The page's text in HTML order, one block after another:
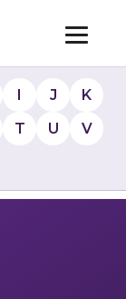
I J
K
T U
V